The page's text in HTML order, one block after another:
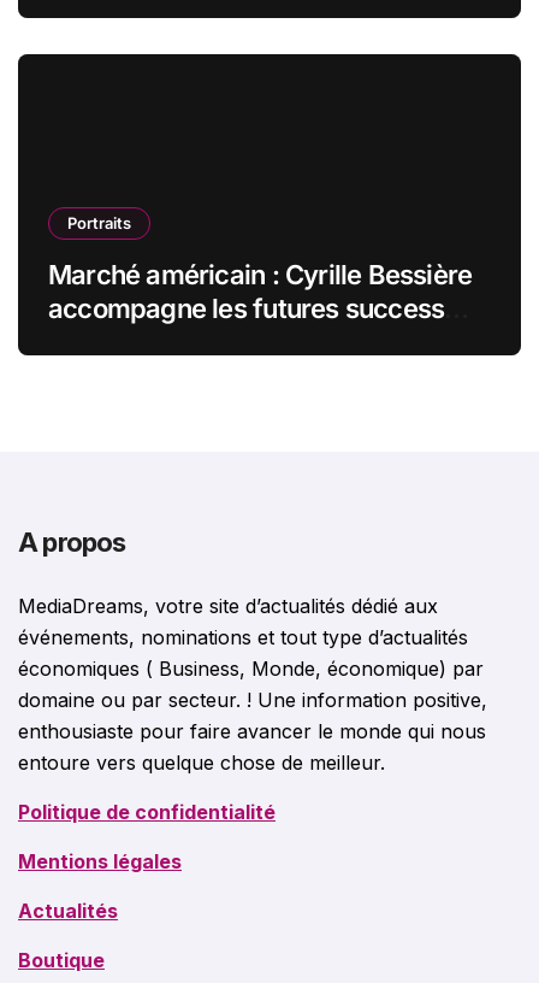
Portraits
Marché américain : Cyrille Bessière
accompagne les futures success
A propos
MediaDreams, votre site d’actualités dédié aux
événements, nominations et tout type d’actualités
économiques ( Business, Monde, économique) par
domaine ou par secteur. ! Une information positive,
enthousiaste pour faire avancer le monde qui nous
entoure vers quelque chose de meilleur.
Politique de confidentialité
Mentions légales
Actualités
Boutique